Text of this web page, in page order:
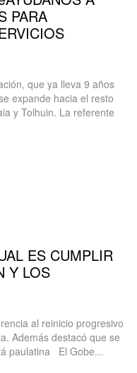
PARA
que ya lleva 9 años
expande hacia el resto
y Tolhuin. La referente
ES CUMPLIR
Y LOS
al reinicio progresivo
Además destacó que se
paulatina El Gobe...